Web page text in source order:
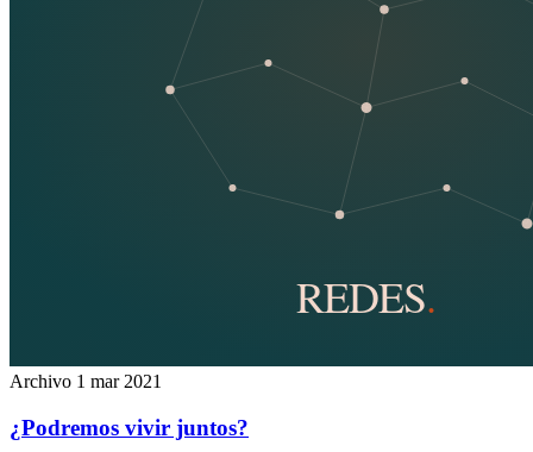
Archivo 1 mar 2021
¿Podremos vivir juntos?